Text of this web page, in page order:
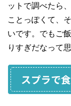
ットで調べたら
ことっぽくて、
いです。でもご
りすぎだなって
スプラで